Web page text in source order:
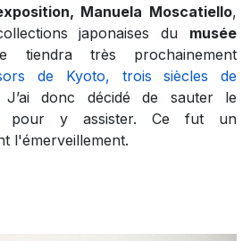
Manuela Moscatiello,
japonaises du musée
très prochainement
de Kyoto, trois siècles de
donc décidé de sauter le
pour y assister. Ce fut un
l'émerveillement.